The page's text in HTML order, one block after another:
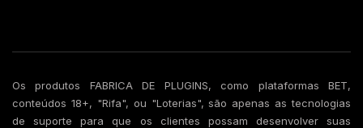
Os produtos FABRICA DE PLUGINS, como plataformas BET,
conteúdos 18+, "Rifa", ou "Loterias", são apenas as tecnologias
de suporte para que os clientes possam desenvolver suas